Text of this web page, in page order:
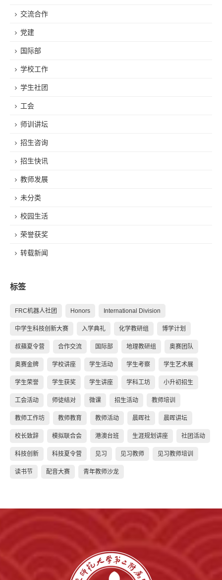
交流合作
党建
国际部
学校工作
学生社团
工会
师训讲坛
招生咨询
招生快讯
教师发展
未分类
校园生活
荣誉获奖
转载新闻
标签
FRC机器人社团 Honors International Division
中学生科技创新大赛 入学典礼 化学教研组 博学计划
叔蘋夏令营 合作交流 国际部 地理教研组 奥赛团队
奥赛金牌 学校讲座 学生活动 学生考察 学生艺术展
学生荣誉 学生获奖 学生讲座 学科工坊 小升初招生
工会活动 师徒结对 微课 招生活动 教师培训
教师工作坊 教师教育 教师活动 晨晖社 晨晖讲坛
校长致辞 模拟联合会 港澳台班 生涯规划讲座 社团活动
科技创新 科技夏令营 见习 见习教师 见习教师培训
读书节 配音大赛 青年教师沙龙